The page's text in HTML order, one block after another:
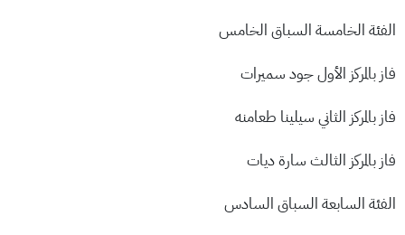
الفئة الخامسة السباق الخامس
فاز بالمركز الأول جود سميرات
فاز بالمركز الثاني سيلينا طعامنه
فاز بالمركز الثالث سارة ديات
الفئة السابعة السباق السادس